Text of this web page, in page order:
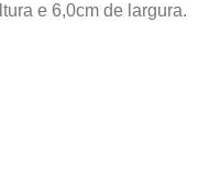
e 6,0cm de largura.